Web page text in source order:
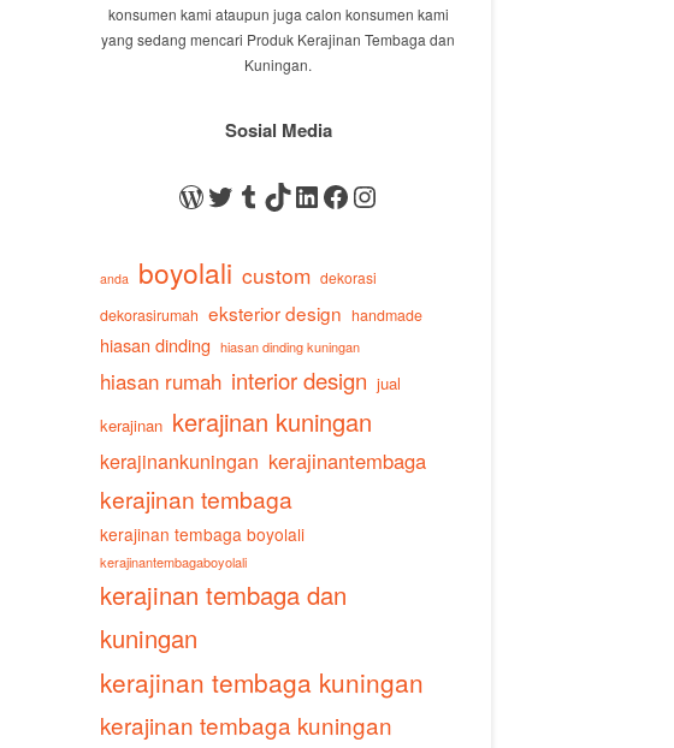
konsumen kami ataupun juga calon konsumen kami
yang sedang mencari Produk Kerajinan Tembaga dan
Kuningan.
Sosial Media
WordPress
Twitter
Tumblr
TikTok
LinkedIn
Facebook
Instagram
anda boyolali custom dekorasi
dekorasirumah eksterior design handmade
hiasan dinding hiasan dinding kuningan
hiasan rumah interior design jual
kerajinan kerajinan kuningan
kerajinankuningan kerajinantembaga
kerajinan tembaga
kerajinan tembaga boyolali
kerajinantembagaboyolali
kerajinan tembaga dan
kuningan
kerajinan tembaga kuningan
kerajinan tembaga kuningan